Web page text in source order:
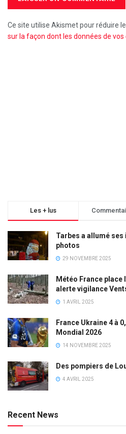
Ce site utilise Akismet pour réduire
sur la façon dont les données de
Les + lus
Tarbes a allumé
photos
29 NOVEMBRE 2025
Météo France place
alerte vigilance
1 AVRIL 2025
France Ukraine 4 à
Mondial 2026
14 NOVEMBRE 2025
Des pompiers de
4 AVRIL 2025
Recent News